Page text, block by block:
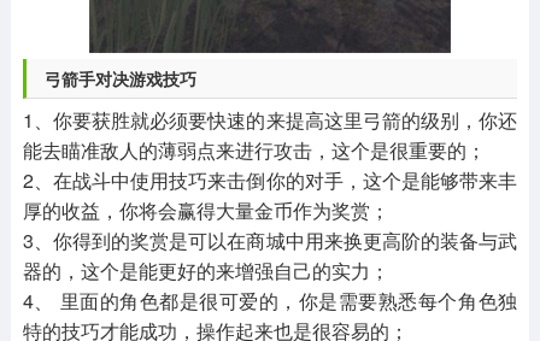
弓箭手对决游戏技巧
1、你要获胜就必须要快速的来提高这里弓箭的级别，你还
能去瞄准敌人的薄弱点来进行攻击，这个是很重要的；
2、在战斗中使用技巧来击倒你的对手，这个是能够带来丰
厚的收益，你将会赢得大量金币作为奖赏；
3、你得到的奖赏是可以在商城中用来换更高阶的装备与武
器的，这个是能更好的来增强自己的实力；
4、 里面的角色都是很可爱的，你是需要熟悉每个角色独
特的技巧才能成功，操作起来也是很容易的；